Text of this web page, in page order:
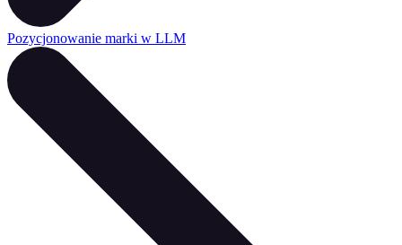
Pozycjonowanie marki w LLM